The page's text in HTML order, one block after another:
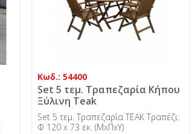
Κωδ.: 54400
Set 5 τεμ. Τραπεζαρία Κήπου
Ξύλινη Teak
Set 5 τεμ. Τραπεζαρία TEAK Τραπέζι:
Φ 120 x 73 εκ. (ΜxΠxΥ)